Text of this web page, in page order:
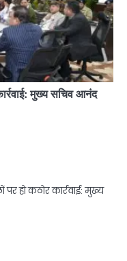
मुख्य सचिव आनंद
हो कठोर कार्रवाई: मुख्य